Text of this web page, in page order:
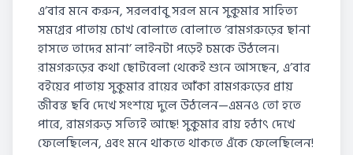
এ’বার মনে করুন, সরলবাবু সরল মনে সুকুমার সাহিত্য
সমগ্রের পাতায় চোখ বোলাতে বোলাতে ‘রামগরুড়ের ছানা
হাসতে তাদের মানা’ লাইনটা পড়েই চমকে উঠলেন।
রামগরুড়ের কথা ছোটবেলা থেকেই শুনে আসছেন, এ’বার
বইয়ের পাতায় সুকুমার রায়ের আঁকা রামগরুড়ের প্রায়
জীবন্ত ছবি দেখে সংশয়ে দুলে উঠলেন—এমনও তো হতে
পারে, রামগরুড় সত্যিই আছে! সুকুমার রায় হঠাৎ দেখে
ফেলেছিলেন, এবং মনে থাকতে থাকতে এঁকে ফেলেছিলেন!